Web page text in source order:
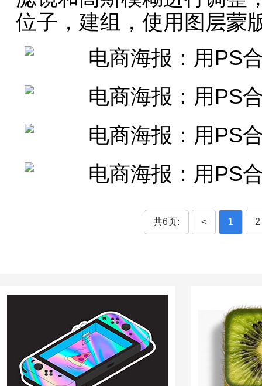
位子，建组，使用图层蒙
共6页: < 1 2